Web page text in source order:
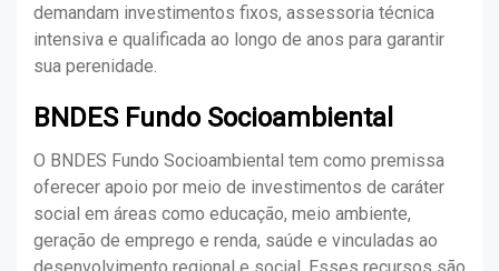
demandam investimentos fixos, assessoria técnica
intensiva e qualificada ao longo de anos para garantir
sua perenidade.
BNDES Fundo Socioambiental
O BNDES Fundo Socioambiental tem como premissa
oferecer apoio por meio de investimentos de caráter
social em áreas como educação, meio ambiente,
geração de emprego e renda, saúde e vinculadas ao
desenvolvimento regional e social. Esses recursos são